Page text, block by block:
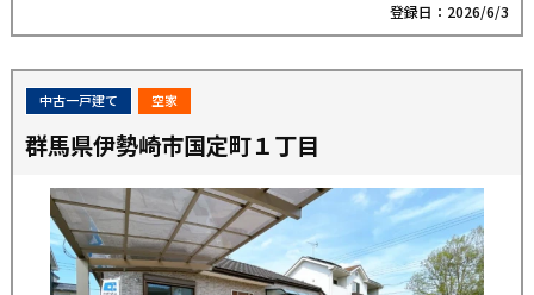
登録日：2026/6/3
中古一戸建て 空家
群馬県伊勢崎市国定町１丁目